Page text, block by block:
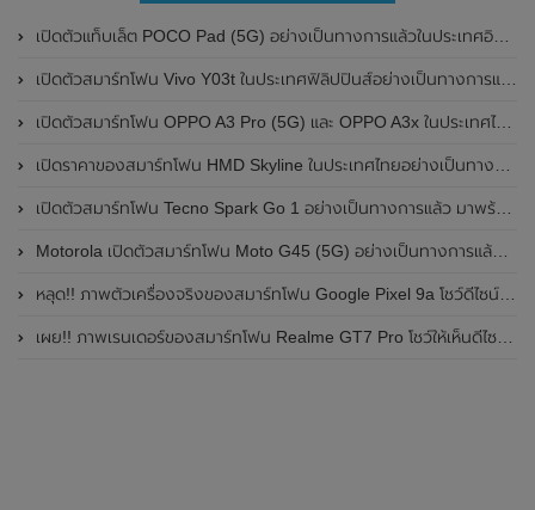
เปิดตัวแท็บเล็ต POCO Pad (5G) อย่างเป็นทางการแล้วในประเทศอินเดีย มาพร้อมชิปเซ็ต Snapdragon 7s Gen 2 ของ Qualcomm และรองรับเครือข่าย 5G
เปิดตัวสมาร์ทโฟน Vivo Y03t ในประเทศฟิลิปปินส์อย่างเป็นทางการแล้ว มาพร้อมชิปเซ็ต Unisoc T612 , กล้องหลัง ความละเอียด 13MP , แบตเตอรี่ 5,000mAh และหน้าจอแสดงผล LCD / 90Hz
เปิดตัวสมาร์ทโฟน OPPO A3 Pro (5G) และ OPPO A3x ในประเทศไทยอย่างเป็นทางการแล้ว ในราคาเริ่มต้นเพียง 3,999 บาท
เปิดราคาของสมาร์ทโฟน HMD Skyline ในประเทศไทยอย่างเป็นทางการแล้ว ราคา 14,990 บาท
เปิดตัวสมาร์ทโฟน Tecno Spark Go 1 อย่างเป็นทางการแล้ว มาพร้อมหน้าจอแสดงผล LCD / 120Hz , แบตเตอรี่ 5,000mAh และใช้ชิปเซ็ต Unisoc
Motorola เปิดตัวสมาร์ทโฟน Moto G45 (5G) อย่างเป็นทางการแล้วในอินเดีย
หลุด!! ภาพตัวเครื่องจริงของสมาร์ทโฟน Google Pixel 9a โชว์ดีไซน์ใหม่ กล้องหลังแบนราบ ไม่มีกรอบของกล้องแล้ว
เผย!! ภาพเรนเดอร์ของสมาร์ทโฟน Realme GT7 Pro โชว์ให้เห็นดีไซน์ใหม่ พร้อมเผยรายละเอียดสเปกที่สำคัญบางส่วน